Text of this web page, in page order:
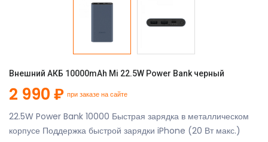
Внешний АКБ 10000mAh Mi 22.5W Power Bank черный
2 990 ₽ при заказе на сайте
22.5W Power Bank 10000 Быстрая зарядка в металлическом
корпусе Поддержка быстрой зарядки iPhone (20 Вт макс.)